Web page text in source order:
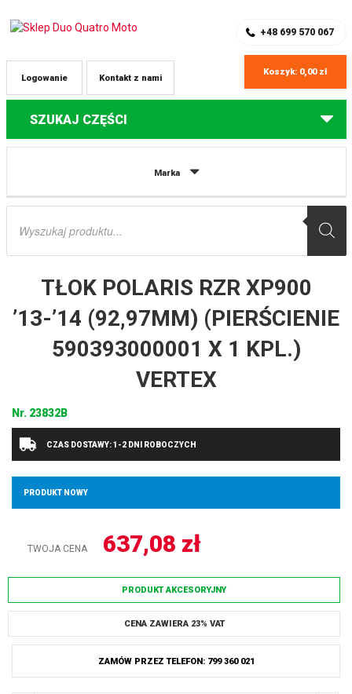
+48 699 570 067
Kontakt z nami
Logowanie
Koszyk: 0,00 zł
SZUKAJ CZĘŚCI
Marka
Wyszukiwarka
Części do quadów Polaris
TŁOK POLARIS RZR XP900
’13-’14 (92,97MM) (PIERŚCIENIE
590393000001 X 1 KPL.)
VERTEX
Nr. 23832B
CZAS DOSTAWY: 1-2 DNI ROBOCZYCH
PRODUKT NOWY
TWOJA CENA 637,08 zł
PRODUKT AKCESORYJNY
CENA ZAWIERA 23% VAT
ZAMÓW PRZEZ TELEFON: 799 360 021